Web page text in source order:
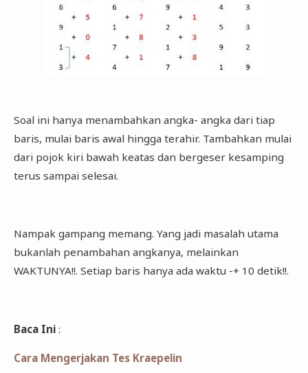
Soal ini hanya menambahkan angka- angka dari tiap
baris, mulai baris awal hingga terahir. Tambahkan mulai
dari pojok kiri bawah keatas dan bergeser kesamping
terus sampai selesai.
Nampak gampang memang. Yang jadi masalah utama
bukanlah penambahan angkanya, melainkan
WAKTUNYA!!. Setiap baris hanya ada waktu -+ 10 detik!!.
Baca Ini:
Cara Mengerjakan Tes Kraepelin